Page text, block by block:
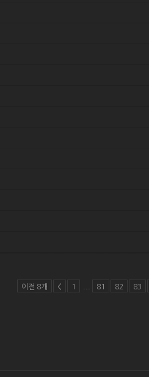
이전 8개 < 1 81 82 83